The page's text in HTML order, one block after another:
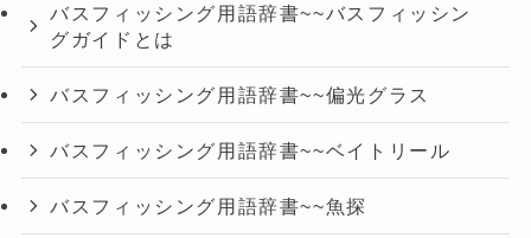
バスフィッシング用語辞書~~バスフィッシン
グガイドとは
バスフィッシング用語辞書~~偏光グラス
バスフィッシング用語辞書~~ベイトリール
バスフィッシング用語辞書~~魚探